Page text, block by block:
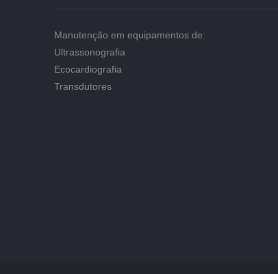
Manutenção em equipamentos de:
Ultrassonografia
Ecocardiografia
Transdutores